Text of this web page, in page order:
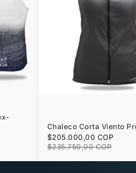
Chaleco Corta Viento
Precio de oferta
$205.000,00 COP
Precio normal
$235.750,00 COP